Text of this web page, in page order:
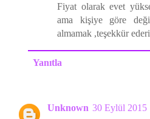
Fiyat olarak evet
ama kişiye göre
almamak ,teşekkür
Yanıtla
Unknown 30 Eylül 2015